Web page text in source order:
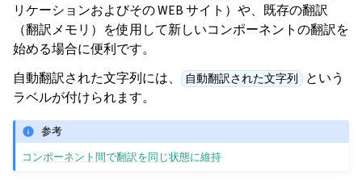
リケーションおよびその WEB サイト）や、既存の翻訳
（翻訳メモリ）を使用して新しいコンポーネントの翻訳を
始める場合に便利です。
自動翻訳された文字列には、
自動翻訳された文字列 という
ラベルが付けられます。
参考
コンポーネント間で翻訳を同じ状態に維持